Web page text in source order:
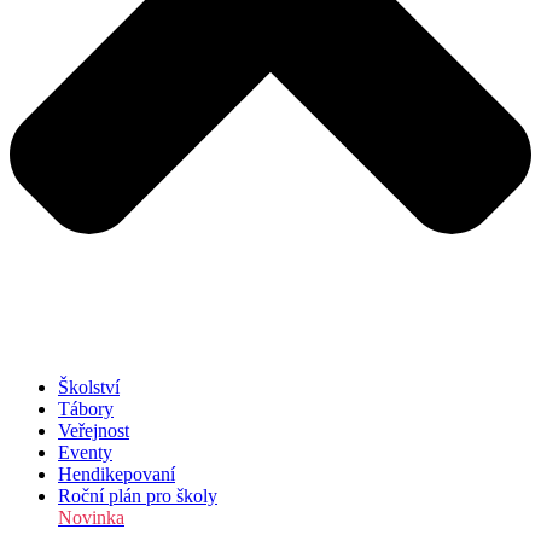
Školství
Tábory
Veřejnost
Eventy
Hendikepovaní
Roční plán pro školy
Novinka